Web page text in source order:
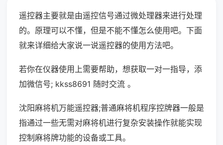
遥控器主要就是由遥控信号通过微处理器来进行处理
的。原理可以不懂，但是不能不懂怎么使用吧。下面
就来详细给大家说一说遥控器的使用方法吧。
若你在仪器使用上需要帮助，想获取一对一指导，添
加微信号; kkss8691 随时交流 。
沈阳麻将机万能遥控器;普通麻将机程序控牌器一般是
指通过一些无需对麻将机进行复杂安装操作就能实现
控制麻将牌功能的设备或工具。